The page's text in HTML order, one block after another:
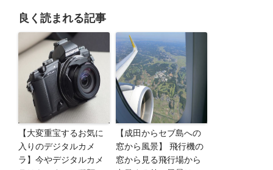
良く読まれる記事
【大変重宝するお気に
入りのデジタルカメ
ラ】今やデジタルカメ
【成田からセブ島への
窓から風景】 飛行機の
窓から見る飛行場から